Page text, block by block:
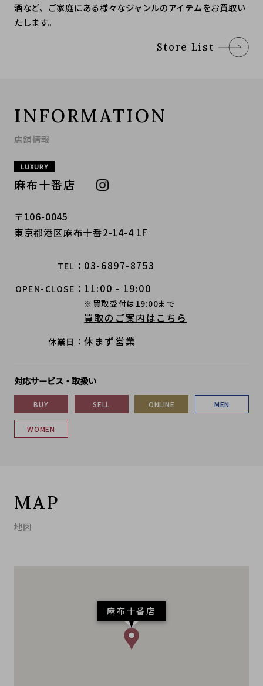
酒など、ご家庭にある様々なジャンルのアイテムをお買取い
たします。
Store List
INFORMATION
店舗情報
LUXURY
麻布十番店
〒106-0045
東京都港区麻布十番2-14-4 1F
TEL 03-6897-8753
OPEN-CLOSE 11:00 - 19:00
※買取受付は19:00まで
買取のご案内はこちら
休業日 休まず営業
対応サービス・取扱い
BUY SELL ONLINE MEN
WOMEN
MAP
地図
麻布十番店